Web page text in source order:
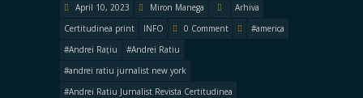
April 10, 2023 Miron Manega
Arhiva
Certitudinea print
INFO 0 Comment
#america
#Andrei Rațiu
#Andrei Ratiu
#andrei ratiu jurnalist new york
#Andrei Ratiu Jurnalist Revista Certitudinea